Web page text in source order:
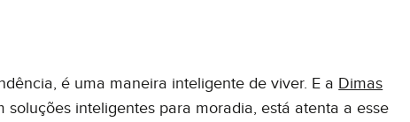
é uma maneira inteligente de viver. E a Dimas
soluções inteligentes para moradia, está atenta a esse